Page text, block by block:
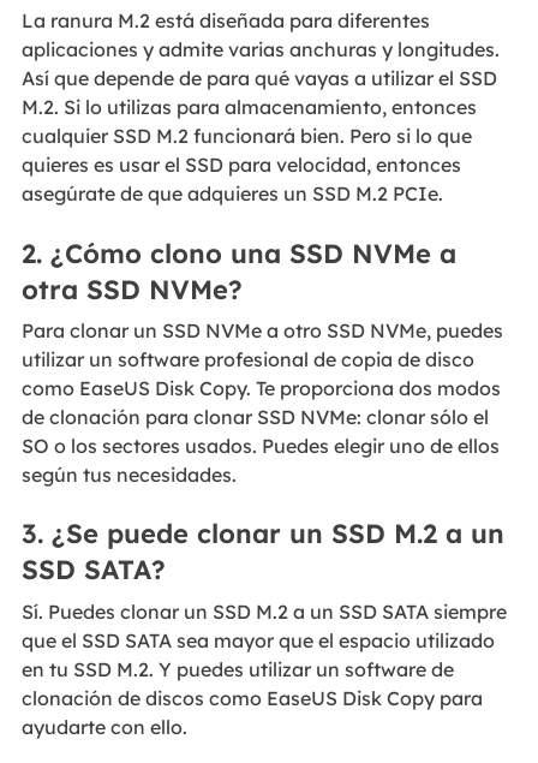
La ranura M.2 está diseñada para diferentes
aplicaciones y admite varias anchuras y longitudes.
Así que depende de para qué vayas a utilizar el SSD
M.2. Si lo utilizas para almacenamiento, entonces
cualquier SSD M.2 funcionará bien. Pero si lo que
quieres es usar el SSD para velocidad, entonces
asegúrate de que adquieres un SSD M.2 PCIe.
2. ¿Cómo clono una SSD NVMe a
otra SSD NVMe?
Para clonar un SSD NVMe a otro SSD NVMe, puedes
utilizar un software profesional de copia de disco
como EaseUS Disk Copy. Te proporciona dos modos
de clonación para clonar SSD NVMe: clonar sólo el
SO o los sectores usados. Puedes elegir uno de ellos
según tus necesidades.
3. ¿Se puede clonar un SSD M.2 a un
SSD SATA?
Sí. Puedes clonar un SSD M.2 a un SSD SATA siempre
que el SSD SATA sea mayor que el espacio utilizado
en tu SSD M.2. Y puedes utilizar un software de
clonación de discos como EaseUS Disk Copy para
ayudarte con ello.